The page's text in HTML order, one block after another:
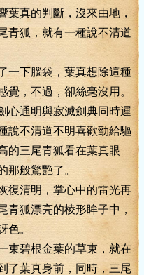
葉真的判斷，沒來由地，
青狐，就有一種說不清道
下腦袋，葉真想除這種
覺，不過，卻絲毫沒用。
通明與寂滅劍典同時運
說不清道不明喜歡勁給驅
的三尾青狐看在葉真眼
那般驚艷了。
清明，掌心中的雷光再
青狐漂亮的棱形眸子中，
色。
碧根金葉的草束，就在
了葉真身前，同時，三尾